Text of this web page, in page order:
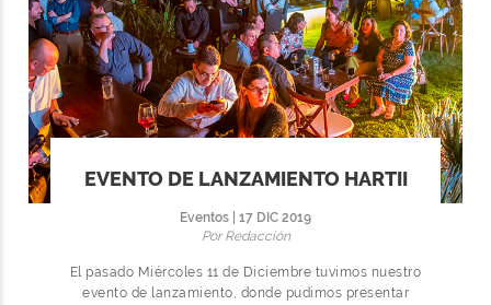
EVENTO DE LANZAMIENTO HARTII
Eventos | 17 DIC 2019
Por Redacción
El pasado Miércoles 11 de Diciembre tuvimos nuestro
evento de lanzamiento, donde pudimos presentar